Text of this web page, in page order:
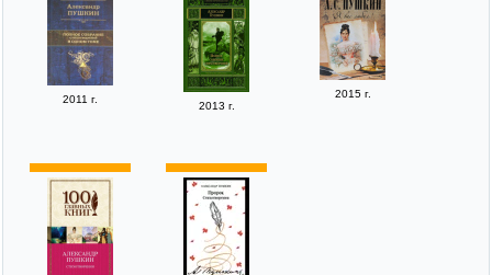
2011 г.
2013 г.
2015 г.